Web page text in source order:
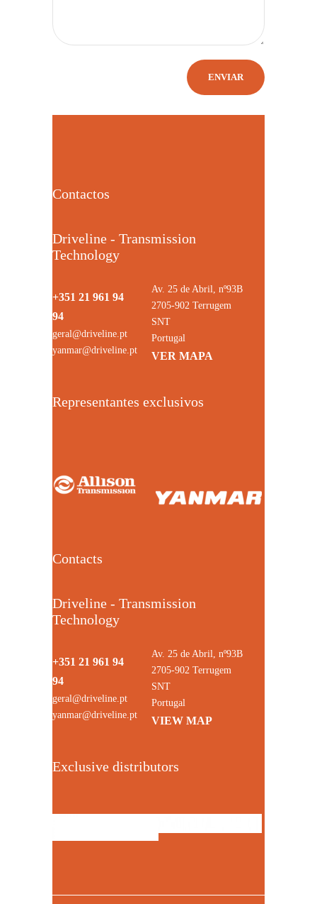
Contactos
Driveline - Transmission
Technology
+351 21 961 94
94
geral@driveline.pt
yanmar@driveline.pt
Av. 25 de Abril, nº93B
2705-902 Terrugem
SNT
Portugal
VER MAPA
Representantes exclusivos
Contacts
Driveline - Transmission
Technology
+351 21 961 94
94
geral@driveline.pt
yanmar@driveline.pt
Av. 25 de Abril, nº93B
2705-902 Terrugem
SNT
Portugal
VIEW MAP
Exclusive distributors